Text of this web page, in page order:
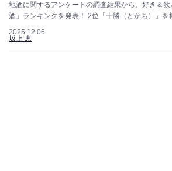
地酒に関するアンケートの調査結果から、好き＆
酒」ランキングを発表！ 2位「十勝（とかち）」を
2025.12.06
坂上 恵